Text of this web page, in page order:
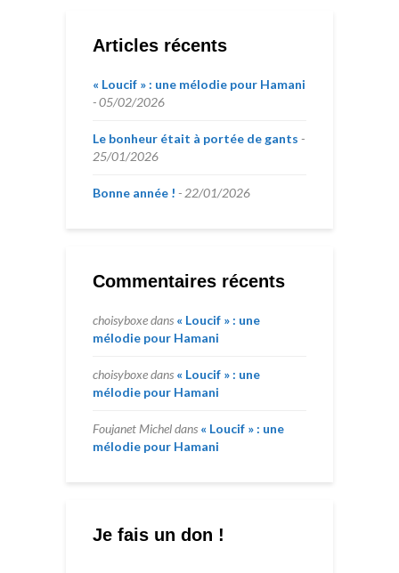
Articles récents
« Loucif » : une mélodie pour Hamani
05/02/2026
Le bonheur était à portée de gants
25/01/2026
Bonne année ! 22/01/2026
Commentaires récents
choisyboxedans « Loucif » : une
mélodie pour Hamani
choisyboxedans « Loucif » : une
mélodie pour Hamani
Foujanet Micheldans « Loucif » : une
mélodie pour Hamani
Je fais un don !